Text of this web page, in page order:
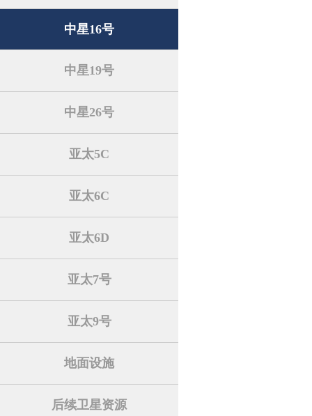
中星16号
中星19号
中星26号
亚太5C
亚太6C
亚太6D
亚太7号
亚太9号
地面设施
后续卫星资源